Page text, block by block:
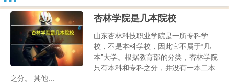
杏林学院是几本院校
山东杏林科技职业学院是一所专科学
校，不是本科学校，因此它不属于“几
本”大学。根据教育部的分类，杏林学院
只有本科和专科之分，并没有一本二本
之分。 其他...